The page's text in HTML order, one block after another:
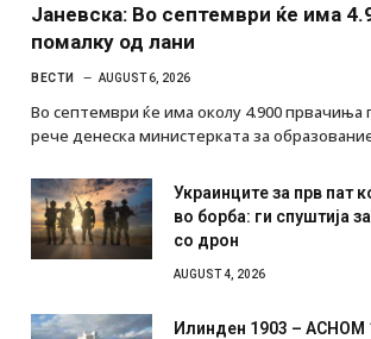
Јаневска: Во септември ќе има
помалку од лани
ВЕСТИ AUGUST 6, 2026
Во септември ќе има околу 4.900 првачиња
рече денеска министерката за
Украинците за прв пат
во борба: ги спуштија
со дрон
AUGUST 4, 2026
Илинден 1903 – АСНОМ